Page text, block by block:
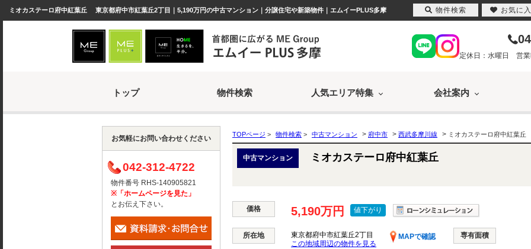
ミオカステーロ府中紅葉丘 東京都府中市紅葉丘2丁目｜5,190万円の中古マンション｜分譲住宅や新築物件｜エムイーPLUS多摩
定休日：水曜日 営
トップ 物件検索 人気エリア特集 会社案内
TOPページ > 物件検索 > 中古マンション > 府中市 > 西武多摩川線 > ミオカステーロ府中紅葉
中古マンション ミオカステーロ府中紅葉丘
価格 5,190万円 値下がり
所在地 東京都府中市紅葉丘2丁目
MAPで確認
この地域周辺の物件を見る
専有面積
お気軽にお問い合わせください
042-312-4722
物件番号 RHS-140905821
※「ホームページを見た」
とお伝え下さい。
物件検索 お気に